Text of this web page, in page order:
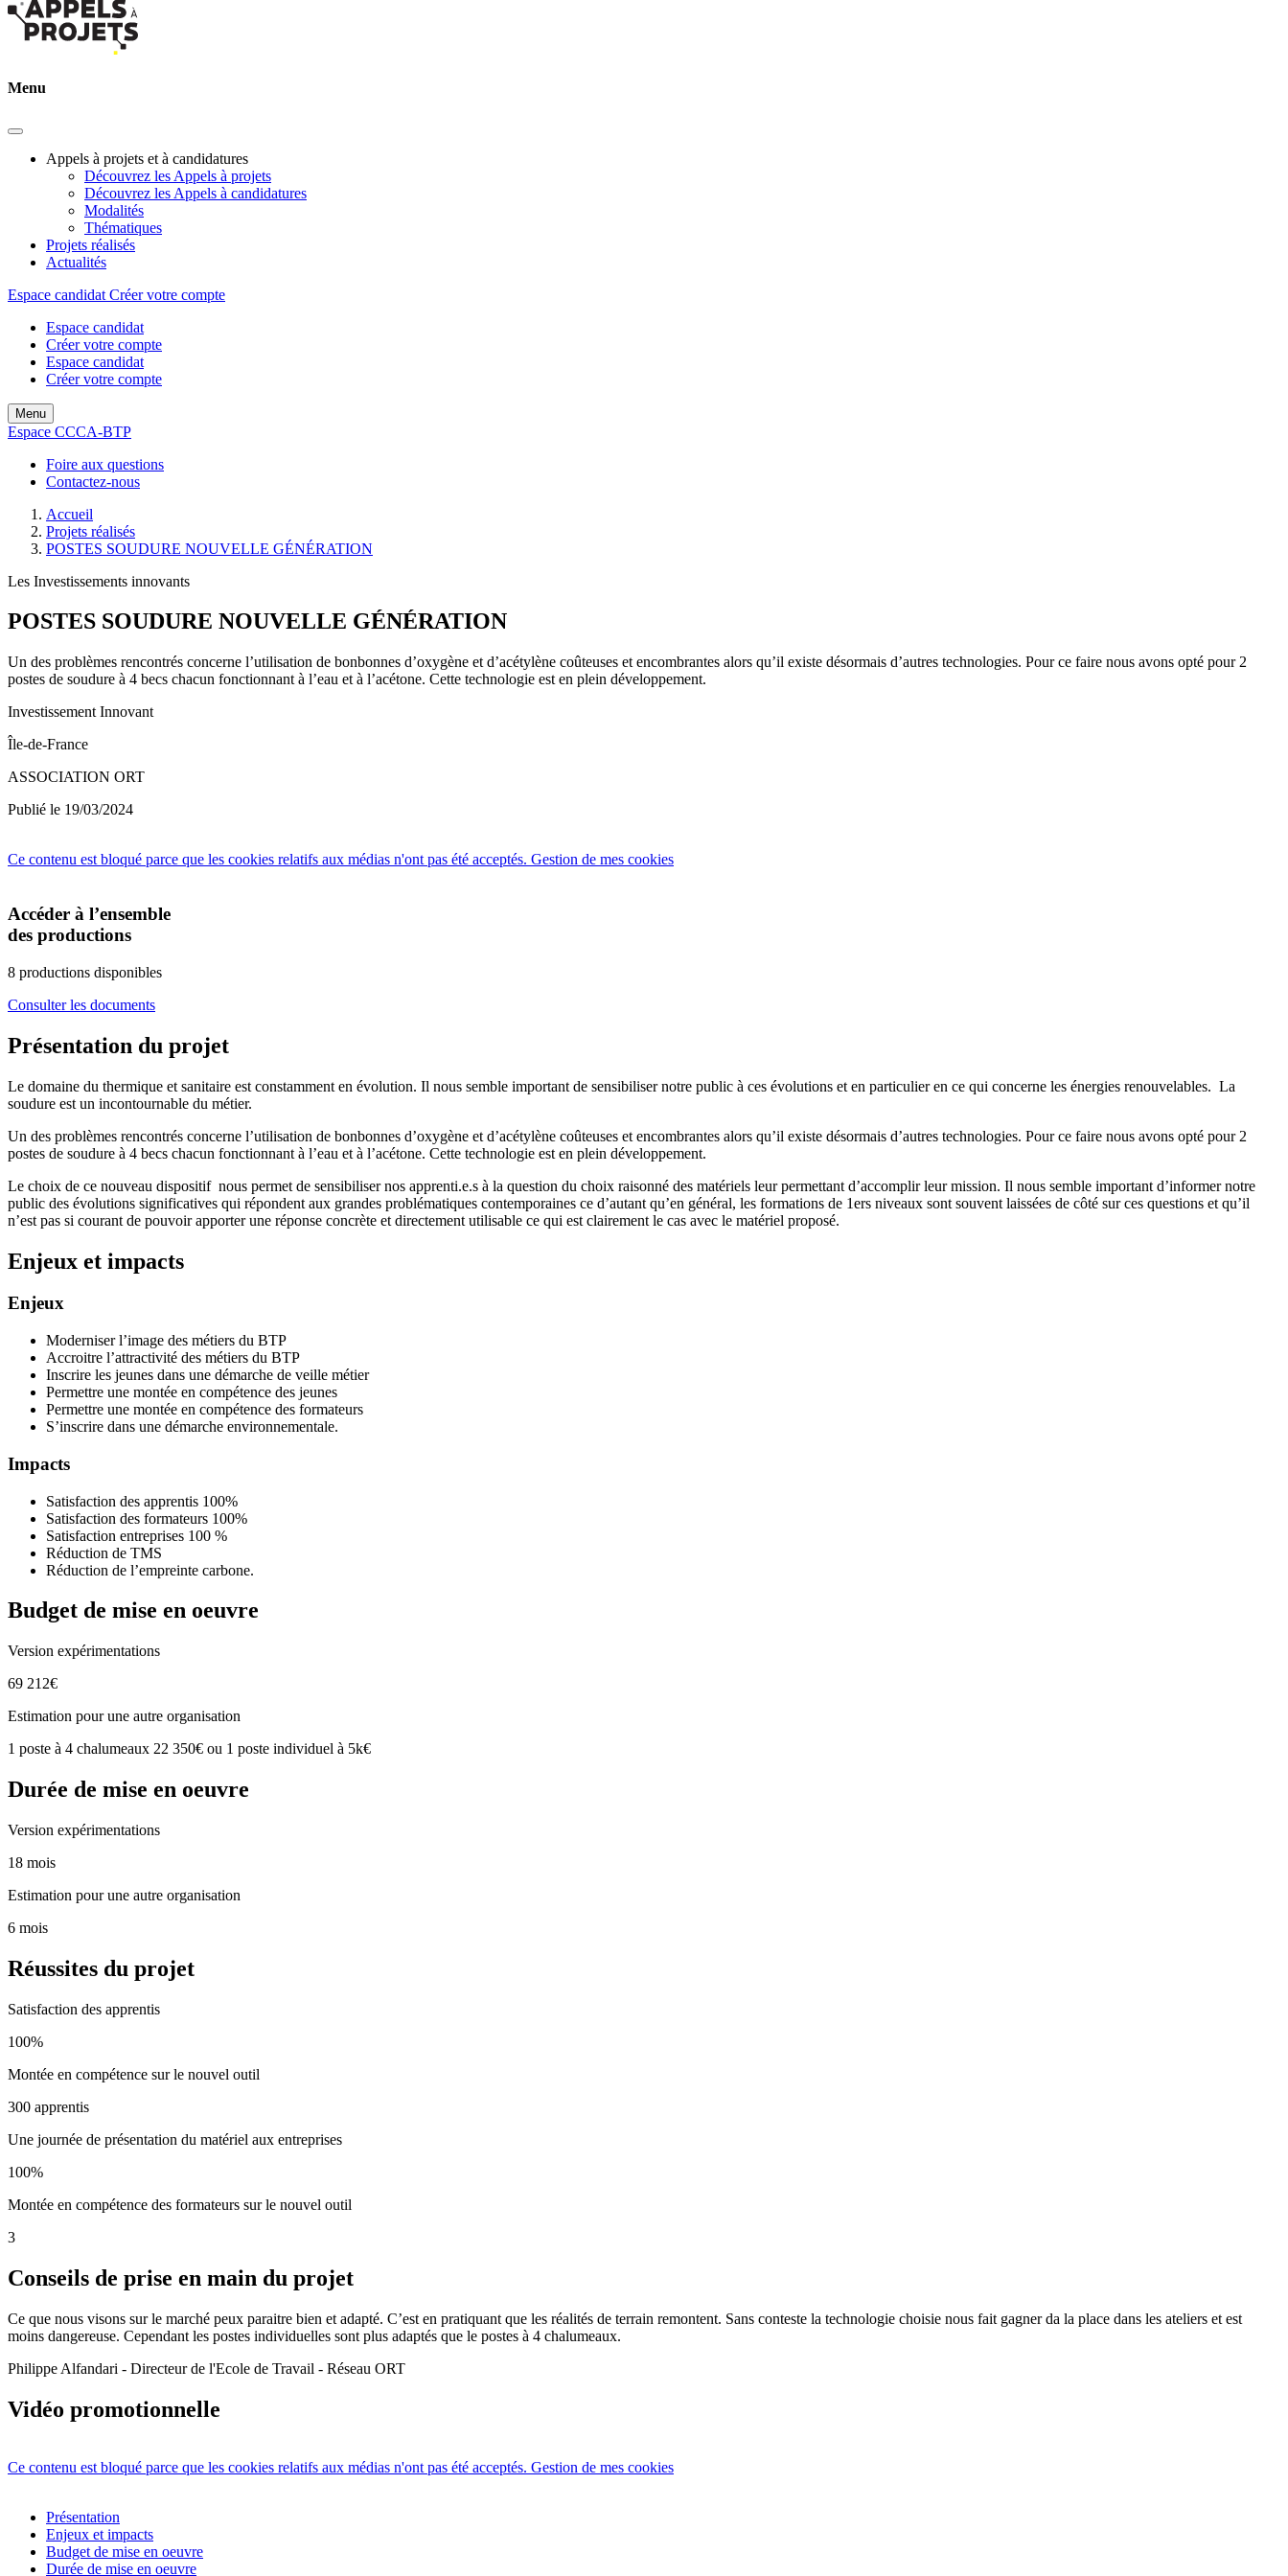
Menu
Appels à projets et à candidatures
Découvrez les Appels à projets
Découvrez les Appels à candidatures
Modalités
Thématiques
Projets réalisés
Actualités
Espace candidat Créer votre compte
Espace candidat
Créer votre compte
Espace candidat
Créer votre compte
Menu
Espace CCCA-BTP
Foire aux questions
Contactez-nous
Accueil
Projets réalisés
POSTES SOUDURE NOUVELLE GÉNÉRATION
Les Investissements innovants
POSTES SOUDURE NOUVELLE GÉNÉRATION
Un des problèmes rencontrés concerne l’utilisation de bonbonnes d’oxygène et d’acétylène coûteuses et encombrantes alors qu’il existe désormais d’autres technologies. Pour ce faire nous avons opté pour 2
postes de soudure à 4 becs chacun fonctionnant à l’eau et à l’acétone. Cette technologie est en plein développement.
Investissement Innovant
Île-de-France
ASSOCIATION ORT
Publié le 19/03/2024
Ce contenu est bloqué parce que les cookies relatifs aux médias n'ont pas été acceptés. Gestion de mes cookies
Accéder à l’ensemble
des productions
8 productions disponibles
Consulter les documents
Présentation du projet
Le domaine du thermique et sanitaire est constamment en évolution. Il nous semble important de sensibiliser notre public à ces évolutions et en particulier en ce qui concerne les énergies renouvelables. La
soudure est un incontournable du métier.
Un des problèmes rencontrés concerne l’utilisation de bonbonnes d’oxygène et d’acétylène coûteuses et encombrantes alors qu’il existe désormais d’autres technologies. Pour ce faire nous avons opté pour 2
postes de soudure à 4 becs chacun fonctionnant à l’eau et à l’acétone. Cette technologie est en plein développement.
Le choix de ce nouveau dispositif nous permet de sensibiliser nos apprenti.e.s à la question du choix raisonné des matériels leur permettant d’accomplir leur mission. Il nous semble important d’informer notre
public des évolutions significatives qui répondent aux grandes problématiques contemporaines ce d’autant qu’en général, les formations de 1ers niveaux sont souvent laissées de côté sur ces questions et qu’il
n’est pas si courant de pouvoir apporter une réponse concrète et directement utilisable ce qui est clairement le cas avec le matériel proposé.
Enjeux et impacts
Enjeux
Moderniser l’image des métiers du BTP
Accroitre l’attractivité des métiers du BTP
Inscrire les jeunes dans une démarche de veille métier
Permettre une montée en compétence des jeunes
Permettre une montée en compétence des formateurs
S’inscrire dans une démarche environnementale.
Impacts
Satisfaction des apprentis 100%
Satisfaction des formateurs 100%
Satisfaction entreprises 100 %
Réduction de TMS
Réduction de l’empreinte carbone.
Budget de mise en oeuvre
Version expérimentations
69 212€
Estimation pour une autre organisation
1 poste à 4 chalumeaux 22 350€ ou 1 poste individuel à 5k€
Durée de mise en oeuvre
Version expérimentations
18 mois
Estimation pour une autre organisation
6 mois
Réussites du projet
Satisfaction des apprentis
100%
Montée en compétence sur le nouvel outil
300 apprentis
Une journée de présentation du matériel aux entreprises
100%
Montée en compétence des formateurs sur le nouvel outil
3
Conseils de prise en main du projet
Ce que nous visons sur le marché peux paraitre bien et adapté. C’est en pratiquant que les réalités de terrain remontent. Sans conteste la technologie choisie nous fait gagner da la place dans les ateliers et est
moins dangereuse. Cependant les postes individuelles sont plus adaptés que le postes à 4 chalumeaux.
Philippe Alfandari - Directeur de l'Ecole de Travail - Réseau ORT
Vidéo promotionnelle
Ce contenu est bloqué parce que les cookies relatifs aux médias n'ont pas été acceptés. Gestion de mes cookies
Présentation
Enjeux et impacts
Budget de mise en oeuvre
Durée de mise en oeuvre